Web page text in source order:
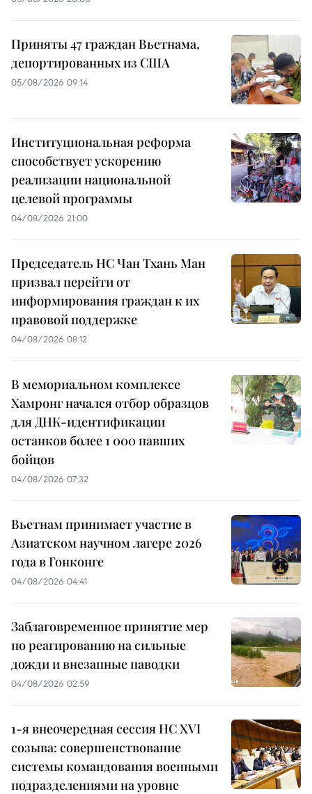
Приняты 47 граждан Вьетнама,
депортированных из США
05/08/2026 09:14
Институциональная реформа
способствует ускорению
реализации национальной
целевой программы
04/08/2026 21:00
Председатель НС Чан Тхань Ман
призвал перейти от
информирования граждан к их
правовой поддержке
04/08/2026 08:12
В мемориальном комплексе
Хамронг начался отбор образцов
для ДНК-идентификации
останков более 1 000 павших
бойцов
04/08/2026 07:32
Вьетнам принимает участие в
Азиатском научном лагере 2026
года в Гонконге
04/08/2026 04:41
Заблаговременное принятие мер
по реагированию на сильные
дожди и внезапные паводки
04/08/2026 02:59
1-я внеочередная сессия НС XVI
созыва: совершенствование
системы командования военными
подразделениями на уровне